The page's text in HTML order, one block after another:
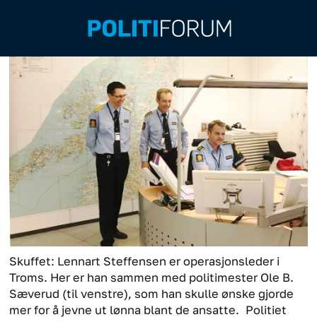
Skuffet: Lennart Steffensen er operasjonsleder i
Troms. Her er han sammen med politimester Ole B.
Sæverud (til venstre), som han skulle ønske gjorde
mer for å jevne ut lønna blant de ansatte. Politiet